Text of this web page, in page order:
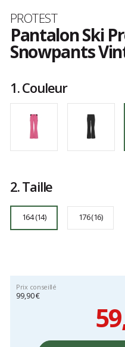
Marque
PROTEST
Pantalon Ski
Snowpants
164
clients
1.Couleur
2.Taille
164 (14) 176 (16)
Prix conseillé
99,90 €